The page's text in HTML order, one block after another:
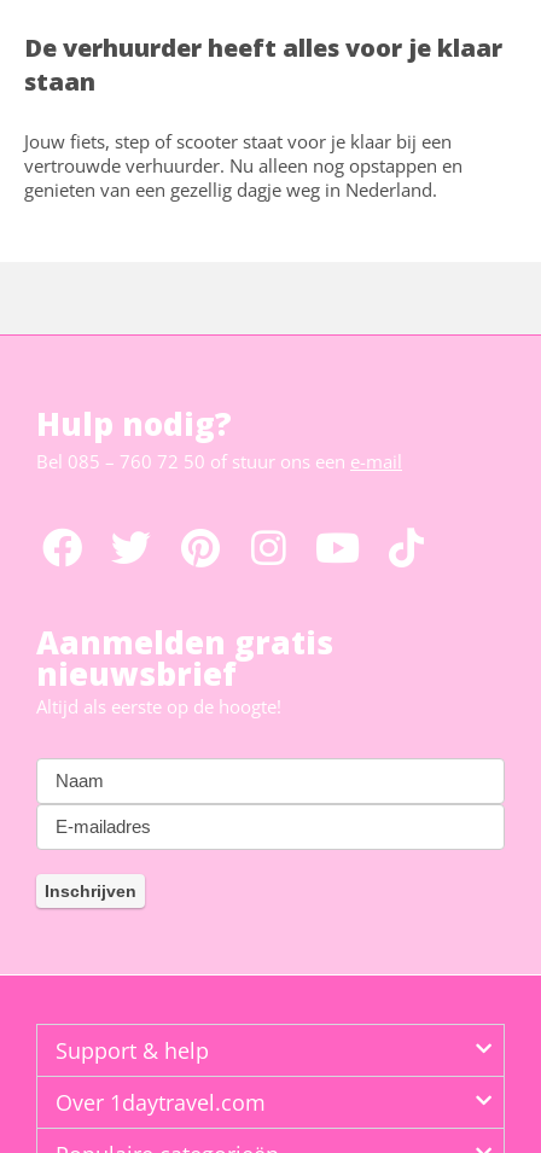
De verhuurder heeft alles voor je klaar
staan
Jouw fiets, step of scooter staat voor je klaar bij een
vertrouwde verhuurder. Nu alleen nog opstappen en
genieten van een gezellig dagje weg in Nederland.
Hulp nodig?
Bel 085 – 760 72 50 of stuur ons een e-mail
Aanmelden gratis
nieuwsbrief
Altijd als eerste op de hoogte!
Support & help
Over 1daytravel.com